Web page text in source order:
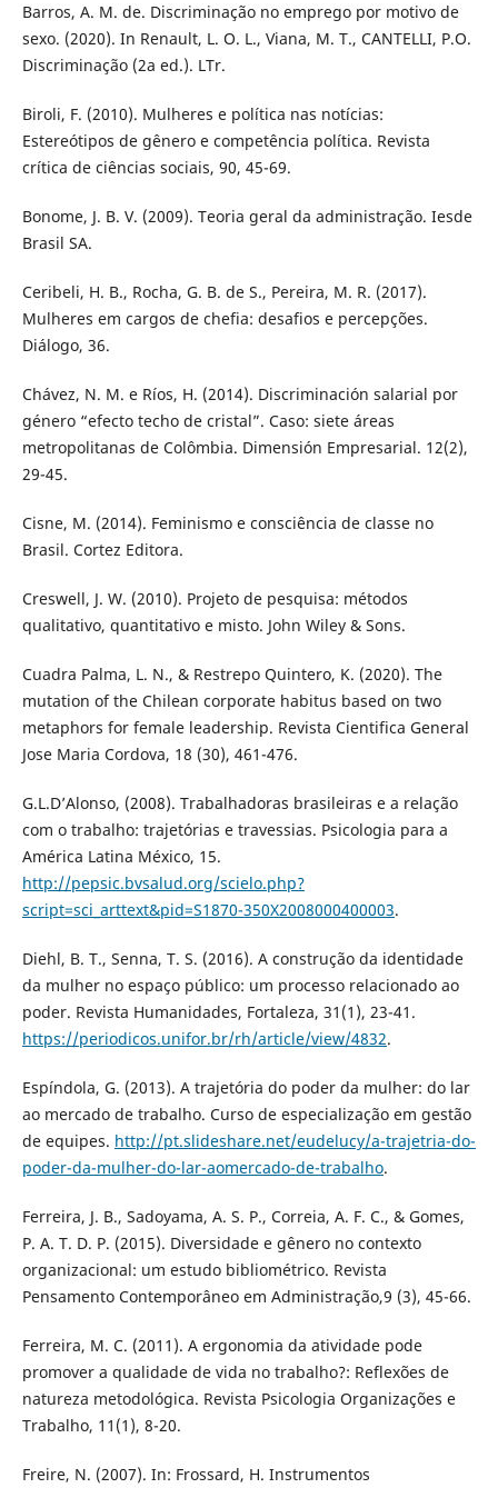
Barros, A. M. de. Discriminação no emprego por motivo de
sexo. (2020). In Renault, L. O. L., Viana, M. T., CANTELLI, P.O.
Discriminação (2a ed.). LTr.
Biroli, F. (2010). Mulheres e política nas notícias:
Estereótipos de gênero e competência política. Revista
crítica de ciências sociais, 90, 45-69.
Bonome, J. B. V. (2009). Teoria geral da administração. Iesde
Brasil SA.
Ceribeli, H. B., Rocha, G. B. de S., Pereira, M. R. (2017).
Mulheres em cargos de chefia: desafios e percepções.
Diálogo, 36.
Chávez, N. M. e Ríos, H. (2014). Discriminación salarial por
género “efecto techo de cristal”. Caso: siete áreas
metropolitanas de Colômbia. Dimensión Empresarial. 12(2),
29-45.
Cisne, M. (2014). Feminismo e consciência de classe no
Brasil. Cortez Editora.
Creswell, J. W. (2010). Projeto de pesquisa: métodos
qualitativo, quantitativo e misto. John Wiley & Sons.
Cuadra Palma, L. N., & Restrepo Quintero, K. (2020). The
mutation of the Chilean corporate habitus based on two
metaphors for female leadership. Revista Cientifica General
Jose Maria Cordova, 18 (30), 461-476.
G.L.D’Alonso, (2008). Trabalhadoras brasileiras e a relação
com o trabalho: trajetórias e travessias. Psicologia para a
América Latina México, 15.
http://pepsic.bvsalud.org/scielo.php?
script=sci_arttext&pid=S1870-350X2008000400003.
Diehl, B. T., Senna, T. S. (2016). A construção da identidade
da mulher no espaço público: um processo relacionado ao
poder. Revista Humanidades, Fortaleza, 31(1), 23-41.
https://periodicos.unifor.br/rh/article/view/4832.
Espíndola, G. (2013). A trajetória do poder da mulher: do lar
ao mercado de trabalho. Curso de especialização em gestão
de equipes. http://pt.slideshare.net/eudelucy/a-trajetria-do-
poder-da-mulher-do-lar-aomercado-de-trabalho.
Ferreira, J. B., Sadoyama, A. S. P., Correia, A. F. C., & Gomes,
P. A. T. D. P. (2015). Diversidade e gênero no contexto
organizacional: um estudo bibliométrico. Revista
Pensamento Contemporâneo em Administração,9 (3), 45-66.
Ferreira, M. C. (2011). A ergonomia da atividade pode
promover a qualidade de vida no trabalho?: Reflexões de
natureza metodológica. Revista Psicologia Organizações e
Trabalho, 11(1), 8-20.
Freire, N. (2007). In: Frossard, H. Instrumentos